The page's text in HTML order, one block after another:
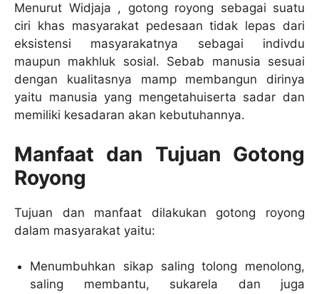
Menurut Widjaja , gotong royong sebagai suatu
ciri khas masyarakat pedesaan tidak lepas dari
eksistensi masyarakatnya sebagai indivdu
maupun makhluk sosial. Sebab manusia sesuai
dengan kualitasnya mamp membangun dirinya
yaitu manusia yang mengetahuiserta sadar dan
memiliki kesadaran akan kebutuhannya.
Manfaat dan Tujuan Gotong
Royong
Tujuan dan manfaat dilakukan gotong royong
dalam masyarakat yaitu:
Menumbuhkan sikap saling tolong menolong,
saling membantu, sukarela dan juga